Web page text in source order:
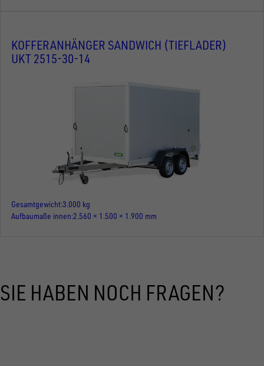
KOFFERANHÄNGER SANDWICH (TIEFLADER)
UKT 2515-30-14
Gesamtgewicht3.000 kg
Aufbaumaße innen 2.560 × 1.500 × 1.900 mm
SIE HABEN NOCH FRAGEN?